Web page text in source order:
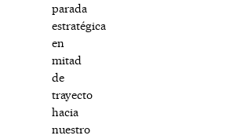
parada
estratégica
en
mitad
de
trayecto
hacia
nuestro